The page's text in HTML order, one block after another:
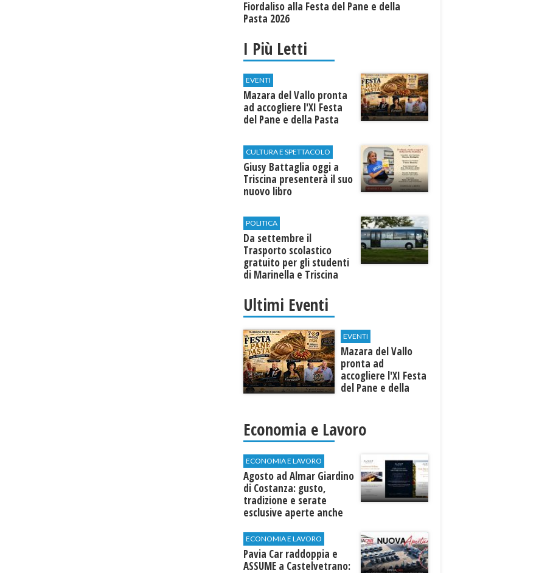
Fiordaliso alla Festa del Pane e della
Pasta 2026
I Più Letti
EVENTI
Mazara del Vallo pronta
ad accogliere l'XI Festa
del Pane e della Pasta
CULTURA E SPETTACOLO
Giusy Battaglia oggi a
Triscina presenterà il suo
nuovo libro
POLITICA
Da settembre il
Trasporto scolastico
gratuito per gli studenti
di Marinella e Triscina
Ultimi Eventi
EVENTI
Mazara del Vallo
pronta ad
accogliere l'XI Festa
del Pane e della
Economia e Lavoro
ECONOMIA E LAVORO
Agosto ad Almar Giardino
di Costanza: gusto,
tradizione e serate
esclusive aperte anche
ECONOMIA E LAVORO
Pavia Car raddoppia e
ASSUME a Castelvetrano: